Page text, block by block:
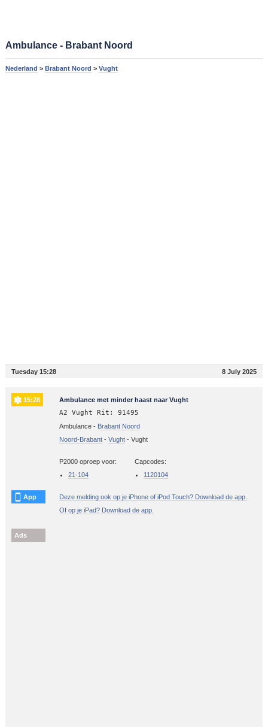
Ambulance - Brabant Noord
Nederland > Brabant Noord > Vught
Tuesday 15:28 8 July 2025
15:28 Ambulance met minder haast naar Vught
A2 Vught Rit: 91495
Ambulance - Brabant Noord
Noord-Brabant- Vught- Vught
P2000 oproep voor:
21-104
Capcodes:
1120104
App
Deze melding ook op je iPhone of iPod Touch? Download de app.
Of op je iPad? Download de app.
Ads